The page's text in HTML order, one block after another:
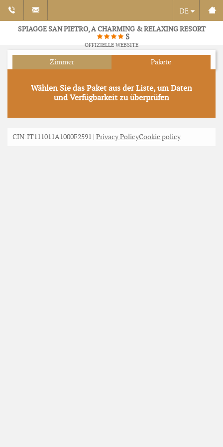
SPIAGGE SAN PIETRO, A CHARMING & RELAXING RESORT
S
OFFIZIELLE WEBSITE
DE
Zimmer Pakete
Wählen Sie das Paket aus der Liste, um Daten
und Verfügbarkeit zu überprüfen
CIN:IT111011A1000F2591 | Privacy PolicyCookie policy